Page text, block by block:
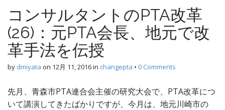
コンサルタントのPTA改革
(26)：元PTA会長、地元で改
革手法を伝授
by dmiyata on 12月 11, 2016in changepta • 0 Comments
先月、青森市PTA連合会主催の研究大会で、PTA改革につ
いて講演してきたばかりですが、今月は、地元川崎市の